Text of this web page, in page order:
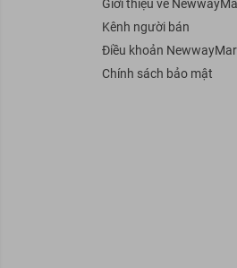
Ellips
Sunsilk
Giới thiệu về
Kênh người bán
Điều khoản
Chính sách bảo mật